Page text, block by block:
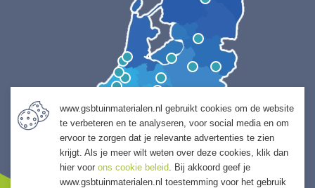
www.gsbtuinmaterialen.nl gebruikt cookies om de website
te verbeteren en te analyseren, voor social media en om
ervoor te zorgen dat je relevante advertenties te zien
krijgt. Als je meer wilt weten over deze cookies, klik dan
hier voor ons cookie beleid. Bij akkoord geef je
www.gsbtuinmaterialen.nl toestemming voor het gebruik